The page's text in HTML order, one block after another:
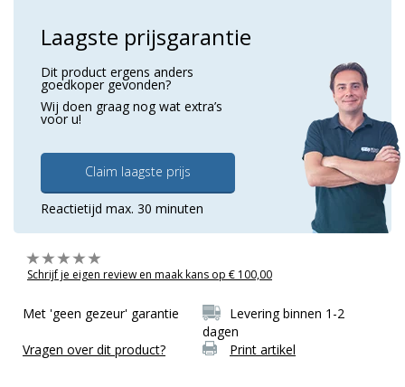
Laagste prijsgarantie
Dit product ergens anders
goedkoper gevonden?
Wij doen graag nog wat extra’s
voor u!
Claim laagste prijs
Reactietijd max. 30 minuten
Schrijf je eigen review en maak kans op € 100,00
Met 'geen gezeur' garantie
Levering binnen 1-2
dagen
Vragen over dit product?
Print artikel